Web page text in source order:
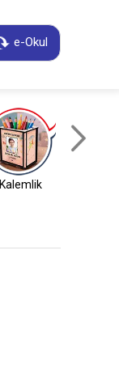
e-Okul
Kalemlik